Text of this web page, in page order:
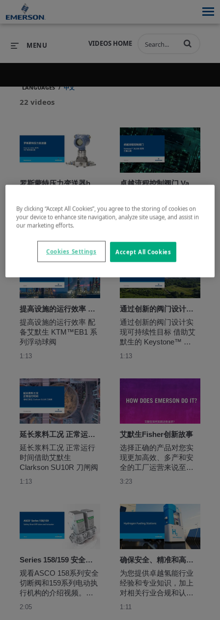
PRODUCTS
INDUSTRIES SERVICES & SUPPORT
COMPANY
VIDEOS HOME
MENU
LANGUAGES / 中文
22 videos
罗斯蒙特压力变送器how-to-video 系列：可扩展变量设置
压力变送器可扩展变量
功能，能方便自定义工
程单位，简化流程，提
展变量设置。
卓越流程控制阀门 Vanessa™ 30,000 系列 三偏心阀
Vanessa™ 30,000 系列
三偏心阀
提高设施的运行效率 配备艾默生 KTM™EB1 系列浮动球阀
提高设施的运行效率 配
备艾默生 KTM™EB1 系
列浮动球阀
1:13
通过创新的阀门设计实现可持续性目标 借助艾默生的 Keystone™ CompoSeal 复合材料蝶 阀
通过创新的阀门设计实
现可持续性目标 借助艾
默生的 Keystone™
CompoSeal 复合材料蝶
1:13
延长浆料工况 正常运行时间借助艾默生 Clarkson SU10R 刀闸阀
延长浆料工况 正常运行
时间借助艾默生
Clarkson SU10R 刀闸阀
1:13
艾默生Fisher创新故事
选择正确的产品对您实
现更加高效、多产和安
全的工厂运营来说至关
重要。使用费希尔产品
3:23
Series 158/159 安全切断阀和执行机构| ASCO
观看ASCO 158系列安全
切断阀和159系列电动执
行机构的介绍视频。他
们提供了市场上更高的
2:05
确保安全、精准和高效操作的加氢技术
为您提供卓越氢能行业
经验和专业知识，加上
对相关行业合规和认证
认知。 我们可以帮助您
1:11
By clicking “Accept All Cookies”, you agree to the storing of cookies on
your device to enhance site navigation, analyze site usage, and assist in
our marketing efforts.
Accept All Cookies
Cookies Settings